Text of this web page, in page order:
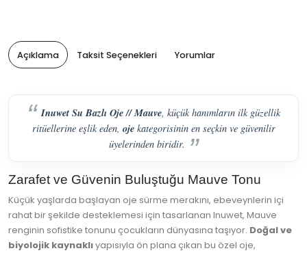
Açıklama Taksit Seçenekleri Yorumlar
Inuwet Su Bazlı Oje // Mauve, küçük hanımların ilk güzellik
ritüellerine eşlik eden, ojekategorisinin en seçkin ve güvenilir
üyelerinden biridir.
Zarafet ve Güvenin Buluştuğu Mauve Tonu
Küçük yaşlarda başlayan oje sürme merakını, ebeveynlerin içi
rahat bir şekilde desteklemesi için tasarlanan Inuwet, Mauve
renginin sofistike tonunu çocukların dünyasına taşıyor. Doğal ve
biyolojik kaynaklıyapısıyla ön plana çıkan bu özel oje,